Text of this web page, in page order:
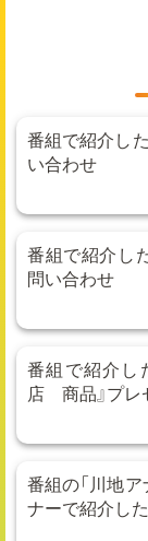
番組で紹介し
い合わせ
番組で紹介し
問い合わせ
番組で紹介し
店 商品』プレ
番組の「川地
ナーで紹介し